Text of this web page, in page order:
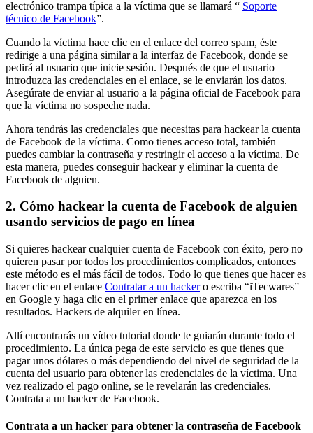
electrónico trampa típica a la víctima que se llamará “ Soporte
técnico de Facebook”.
Cuando la víctima hace clic en el enlace del correo spam, éste
redirige a una página similar a la interfaz de Facebook, donde se
pedirá al usuario que inicie sesión. Después de que el usuario
introduzca las credenciales en el enlace, se le enviarán los datos.
Asegúrate de enviar al usuario a la página oficial de Facebook para
que la víctima no sospeche nada.
Ahora tendrás las credenciales que necesitas para hackear la cuenta
de Facebook de la víctima. Como tienes acceso total, también
puedes cambiar la contraseña y restringir el acceso a la víctima. De
esta manera, puedes conseguir hackear y eliminar la cuenta de
Facebook de alguien.
2. Cómo hackear la cuenta de Facebook de alguien
usando servicios de pago en línea
Si quieres hackear cualquier cuenta de Facebook con éxito, pero no
quieren pasar por todos los procedimientos complicados, entonces
este método es el más fácil de todos. Todo lo que tienes que hacer es
hacer clic en el enlace Contratar a un hackero escriba “iTecwares”
en Google y haga clic en el primer enlace que aparezca en los
resultados. Hackers de alquiler en línea.
Allí encontrarás un vídeo tutorial donde te guiarán durante todo el
procedimiento. La única pega de este servicio es que tienes que
pagar unos dólares o más dependiendo del nivel de seguridad de la
cuenta del usuario para obtener las credenciales de la víctima. Una
vez realizado el pago online, se le revelarán las credenciales.
Contrata a un hacker de Facebook.
Contrata a un hacker para obtener la contraseña de Facebook